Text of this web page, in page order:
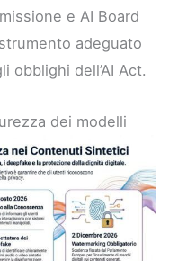
e AI Board
adeguato
obblighi dell’AI Act.
dei modelli